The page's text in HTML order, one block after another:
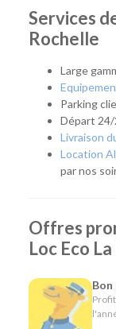
simplement
agence vous
emplacement
communes
Quel véhicule
Notre agence
tous les usages :
les longs
Minibus
matériel.
Véhicules
Services
Rochelle
Large
Parking
Départ 24/
Livraison
Location
par nos
Offres
Loc Eco
Bon